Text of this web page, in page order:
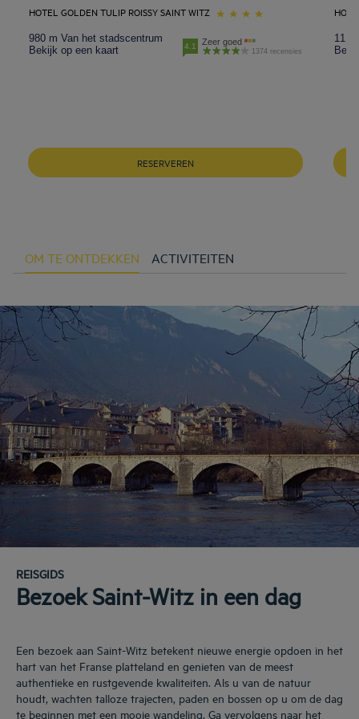
HOTEL GOLDEN TULIP ROISSY SAINT WITZ
980 m Van het stadscentrum
Bekijk op een kaart
4.1 Zeer goed
1374 recensies
RESERVEREN
11
OM TE ONTDEKKEN ACTIVITEITEN
REISGIDS
Bezoek Saint-Witz in een dag
Een bezoek aan Saint-Witz betekent nieuwe energie opdoen in het
hart van het Franse platteland en genieten van de meest
authentieke en rustgevende kwaliteiten. Als u van de natuur
houdt, wachten talloze trajecten, paden en bossen op u om de dag
te beginnen met een mooie wandeling. Ga vervolgens naar het